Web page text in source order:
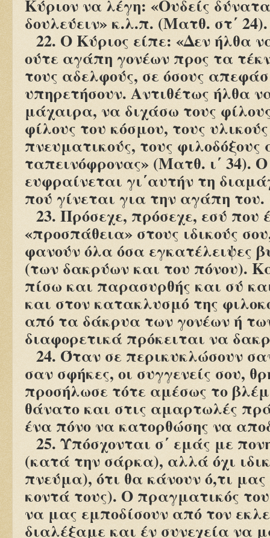
Κύριον να λέγη: «Ουδείς
δουλεύειν» κ.λ.π. (Ματθ. στ΄ 24).
22. Ο Κύριος είπε: «Δεν ήλθα
ούτε αγάπη γονέων προς τα
τους αδελφούς, σε όσους
υπηρετήσουν. Αντιθέτως ήλθα
μάχαιρα, να διχάσω τους
φίλους του κόσμου, τους
πνευματικούς, τους φιλοδόξους
ταπεινόφρονας» (Ματθ. ι΄ 34).
ευφραίνεται γι΄αυτήν τη
πού γίνεται για την αγάπη του.
23. Πρόσεχε, πρόσεχε, εσύ που
«προσπάθεια» στους ιδικούς
φανούν όλα όσα εγκατέλειψες
(των δακρύων και του πόνου).
πίσω και παρασυρθής και σύ
και στον κατακλυσμό της
από τα δάκρυα των γονέων ή
διαφορετικά πρόκειται να
24. Όταν σε περικυκλώσουν
σαν σφήκες, οι συγγενείς σου,
προσήλωσε τότε αμέσως το
θάνατο και στις αμαρτωλές
ένα πόνο να κατορθώσης να
25. Υπόσχονται σ΄ εμάς με
(κατά την σάρκα), αλλά όχι
πνεύμα), ότι θα κάνουν ό,τι
κοντά τους). Ο πραγματικός
να μας εμποδίσουν από τον
διαλέξαμε και έν συνεχεία να